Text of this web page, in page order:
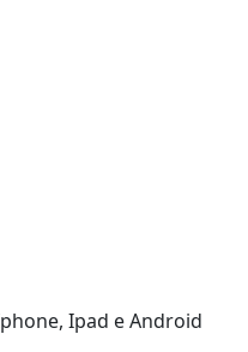
Ipad e Android